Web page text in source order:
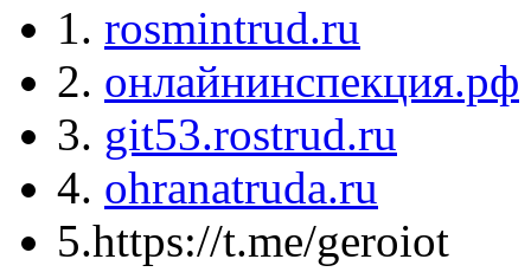
1. rosmintrud.ru
2. онлайнинспекция.рф
3. git53.rostrud.ru
4. ohranatruda.ru
5.https://t.me/geroiot